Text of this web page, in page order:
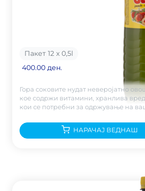
Пакет 12 х 0,5l
400.00 ден.
Гора соковите нудат неверојатно
кое содржи витамини, хранлива
кои се потребни за одржување на
НАРАЧАЈ ВЕДНАШ